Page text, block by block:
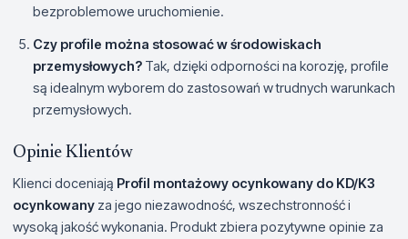
bezproblemowe uruchomienie.
Czy profile można stosować w środowiskach
przemysłowych? Tak, dzięki odporności na korozję, profile
są idealnym wyborem do zastosowań w trudnych warunkach
przemysłowych.
Opinie Klientów
Klienci doceniają Profil montażowy ocynkowany do KD/K3
ocynkowany za jego niezawodność, wszechstronność i
wysoką jakość wykonania. Produkt zbiera pozytywne opinie za